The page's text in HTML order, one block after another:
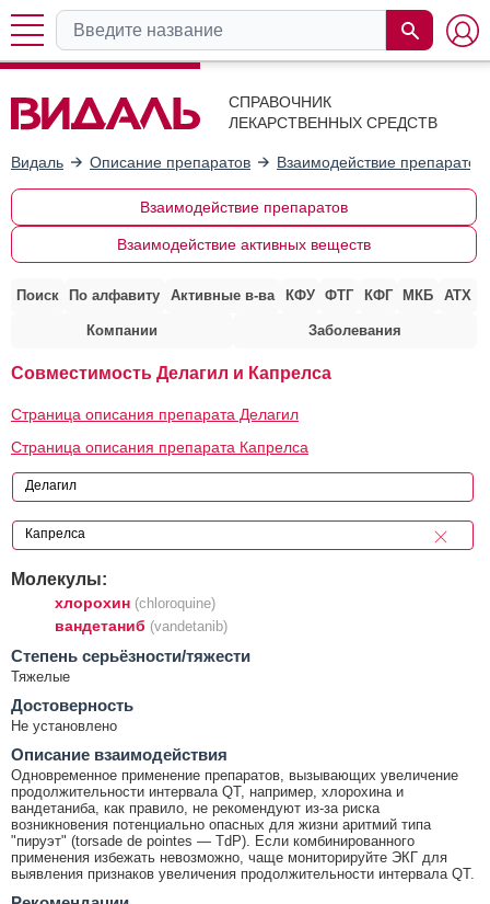
СПРАВОЧНИК
ЛЕКАРСТВЕННЫХ СРЕДСТВ
Видаль Описание препаратов Взаимодействие препаратов
Взаимодействие препаратов
Взаимодействие активных веществ
Поиск По алфавиту Активные в-ва КФУ ФТГ КФГ МКБ АТХ
Компании Заболевания
Совместимость Делагил и Капрелса
Страница описания препарата Делагил
Страница описания препарата Капрелса
Молекулы:
хлорохин (chloroquine)
вандетаниб (vandetanib)
Cтепень серьёзности/тяжести
Тяжелые
Достоверность
Не установлено
Описание взаимодействия
Одновременное применение препаратов, вызывающих увеличение
продолжительности интервала QT, например, хлорохина и
вандетаниба, как правило, не рекомендуют из-за риска
возникновения потенциально опасных для жизни аритмий типа
"пируэт" (torsade de pointes — TdP). Если комбинированного
применения избежать невозможно, чаще мониторируйте ЭКГ для
выявления признаков увеличения продолжительности интервала QT.